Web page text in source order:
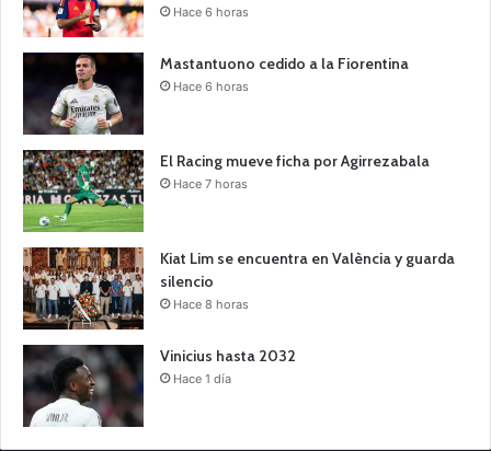
Hace 6 horas
Mastantuono cedido a la Fiorentina
Hace 6 horas
El Racing mueve ficha por Agirrezabala
Hace 7 horas
Kiat Lim se encuentra en València y guarda
silencio
Hace 8 horas
Vinicius hasta 2032
Hace 1 día